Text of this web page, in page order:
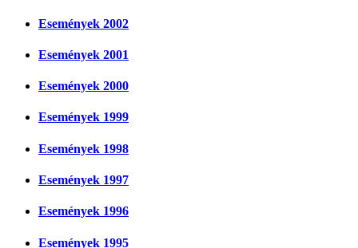
Események 2002
Események 2001
Események 2000
Események 1999
Események 1998
Események 1997
Események 1996
Események 1995